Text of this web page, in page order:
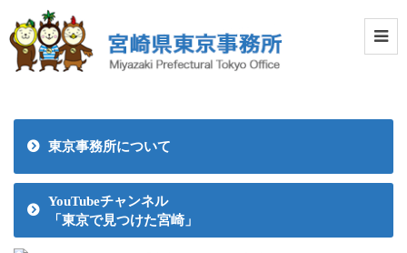
東京事務所について
YouTubeチャンネル
「東京で見つけた宮崎」